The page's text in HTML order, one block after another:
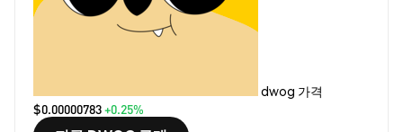
dwog 가격
$0.00000783+0.25%